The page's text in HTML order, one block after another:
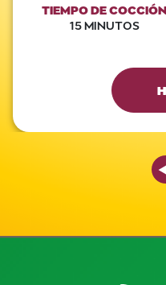
TIEMPO DE COCCIÓN
15 MINUTOS